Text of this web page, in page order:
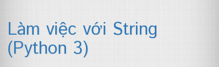
Làm việc với String
(Python 3)